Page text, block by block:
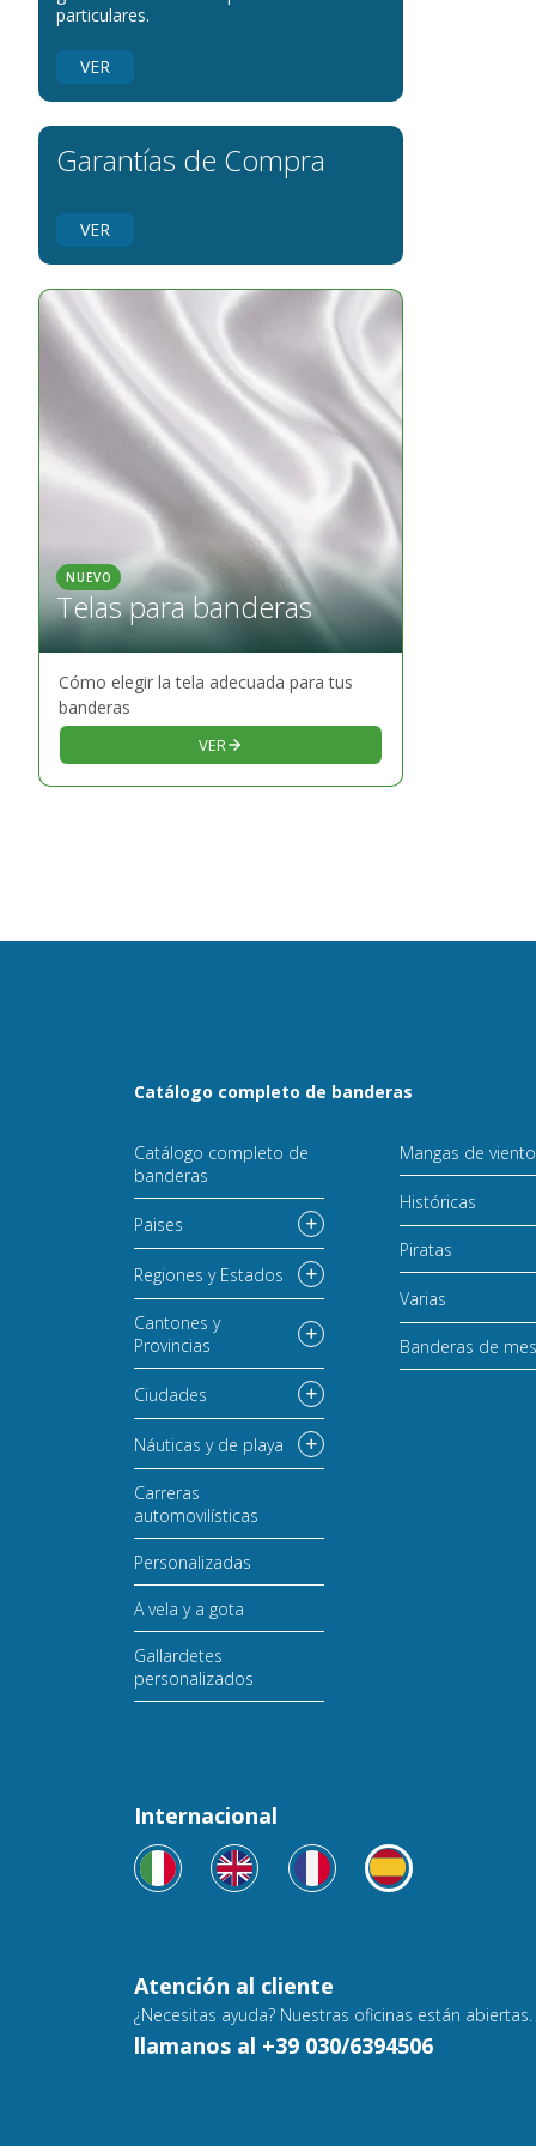
banderas para parques
banderas para grupos musicales
Banderas para niños
Banderas para fiestas
particulares.
VER
Garantías de Compra
VER
NUEVO
Telas para banderas
Cómo elegir la tela adecuada para tus
banderas
VER
Catálogo completo de banderas
Catálogo completo de
banderas
Paises
Regiones y Estados
Cantones y
Provincias
Ciudades
Náuticas y de playa
Carreras
automovilísticas
Personalizadas
A vela y a gota
Gallardetes
personalizados
Mangas de viento
Históricas
Piratas
Varias
Banderas de
Atención al cliente
¿Necesitas ayuda? Nuestras oficinas están abiertas.
llamanos al +39 030/6394506
Internacional